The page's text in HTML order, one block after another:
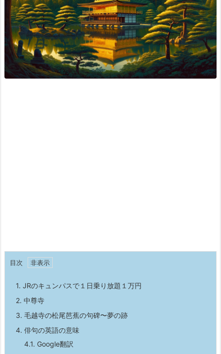
目次
1. JRのキュンパスで１日乗り放題１万円
2. 中尊寺
3. 毛越寺の松尾芭蕉の句碑〜夢の跡
4. 俳句の英語の意味
4.1. Google翻訳